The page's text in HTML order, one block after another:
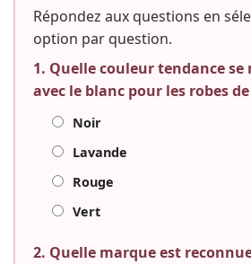
Répondez aux questions en
option par question.
1. Quelle couleur tendance
avec le blanc pour les robes
Noir
Lavande
Rouge
Vert
2. Quelle marque est